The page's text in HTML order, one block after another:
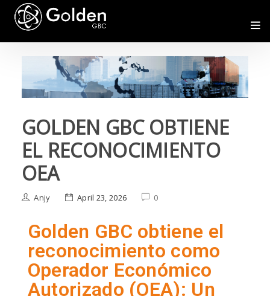
GOLDEN GBC OBTIENE
EL RECONOCIMIENTO
OEA
Anjy April 23, 2026 0
Golden GBC obtiene el
reconocimiento como
Operador Económico
Autorizado (OEA): Un